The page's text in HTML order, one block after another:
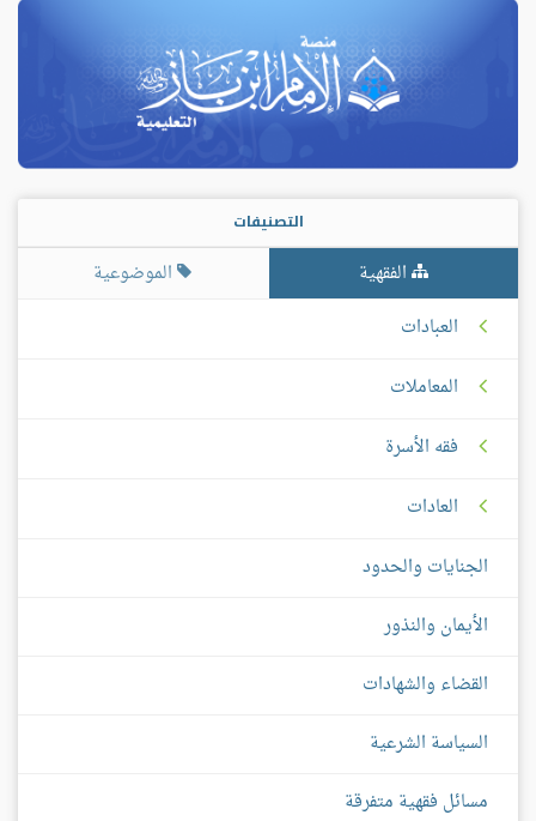
التصنيفات
الفقهية
الموضوعية
العبادات
المعاملات
فقه الأسرة
العادات
الجنايات والحدود
الأيمان والنذور
القضاء والشهادات
السياسة الشرعية
مسائل فقهية متفرقة